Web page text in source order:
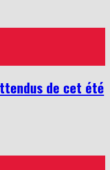
de cet été